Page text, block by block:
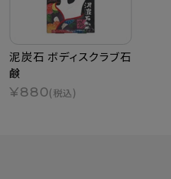
泥炭石 ボディスクラブ石
鹸
¥880(税込)